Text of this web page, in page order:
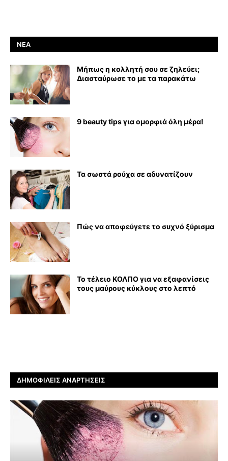
ΝΈΑ
Μήπως η κολλητή σου σε ζηλεύει;
Διασταύρωσε το με τα παρακάτω
9 beauty tips για ομορφιά όλη μέρα!
Τα σωστά ρούχα σε αδυνατίζουν
Πώς να αποφεύγετε το συχνό ξύρισμα
Το τέλειο ΚΟΛΠΟ για να εξαφανίσεις
τους μαύρους κύκλους στο λεπτό
ΔΗΜΟΦΙΛΕΊΣ ΑΝΑΡΤΉΣΕΙΣ